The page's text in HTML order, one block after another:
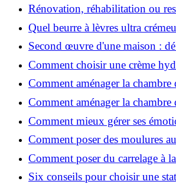
valeur d'une maison pour la
Rénovation, réhabilitation ou
convient le mieux à mon
Quel beurre à lèvres ultra
lèvres sèches et gercées?
Second œuvre d'une maison :
le réaliser
Comment choisir une crème
hyaluronique et niacinamide ?
Comment aménager la chambre
conseils sécurité, déco et
Comment aménager la chambre
conseils sécurité, déco et
Comment mieux gérer ses
pratiques
Comment poser des moulures
vidéo pas à pas ?
Comment poser du carrelage à
un rendu professionnel ?
Six conseils pour choisir une